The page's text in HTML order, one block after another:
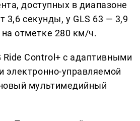
доступных в диапазоне
3,6 секунды, у GLS 63 — 3,9
отметке 280 км/ч.
Control+ с адаптивными
электронно-управляемой
мультимедийный